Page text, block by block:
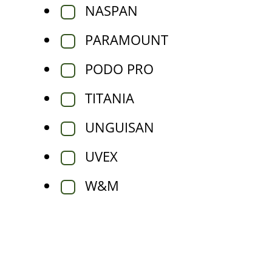
NASPAN
PARAMOUNT
PODO PRO
TITANIA
UNGUISAN
UVEX
W&M